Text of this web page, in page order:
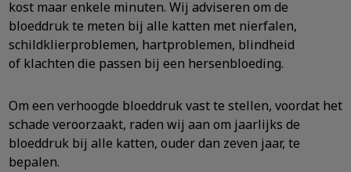
kost maar enkele minuten. Wij adviseren om de
bloeddruk te meten bij alle katten met nierfalen,
schildklierproblemen, hartproblemen, blindheid
of klachten die passen bij een hersenbloeding.
Om een verhoogde bloeddruk vast te stellen, voordat het
schade veroorzaakt, raden wij aan om jaarlijks de
bloeddruk bij alle katten, ouder dan zeven jaar, te
bepalen.